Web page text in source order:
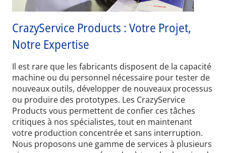
CrazyService Products : Votre Projet,
Notre Expertise
Il est rare que les fabricants disposent de la capacité
machine ou du personnel nécessaire pour tester de
nouveaux outils, développer de nouveaux processus
ou produire des prototypes. Les CrazyService
Products vous permettent de confier ces tâches
critiques à nos spécialistes, tout en maintenant
votre production concentrée et sans interruption.
Nous proposons une gamme de services à plusieurs